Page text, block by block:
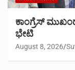
ಕಾಂಗ್ರೆಸ್
ಭೇಟಿ
August 8, 2026